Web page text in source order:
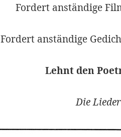
Fordert anständige
Fordert anständige
Lehnt den
Die